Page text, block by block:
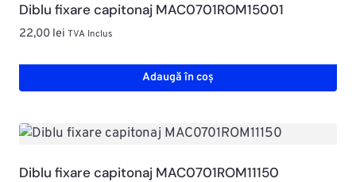
Diblu fixare capitonaj MAC0701ROM15001
22,00 lei TVA Inclus
Adaugă în coș
Diblu fixare capitonaj MAC0701ROM11150